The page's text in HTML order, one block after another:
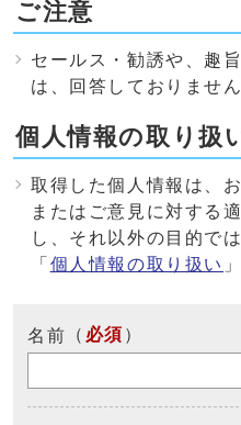
ご注意
セールス・勧誘や、趣
は、回答しておりません
個人情報の取り扱
取得した個人情報は、
またはご意見に対する
し、それ以外の目的で
「 個人情報の取り扱い
名前 （ 必須 ）